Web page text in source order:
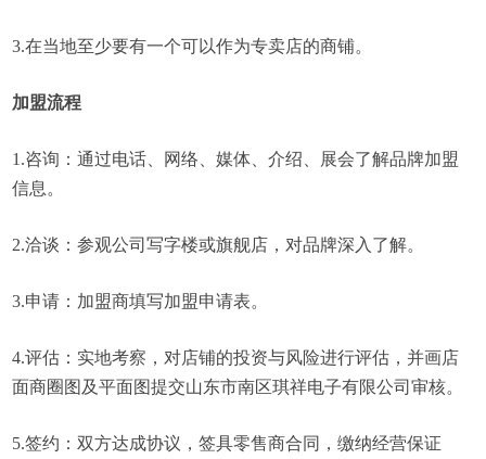
3.在当地至少要有一个可以作为专卖店的商铺。
加盟流程
1.咨询：通过电话、网络、媒体、介绍、展会了解品牌加盟
信息。
2.洽谈：参观公司写字楼或旗舰店，对品牌深入了解。
3.申请：加盟商填写加盟申请表。
4.评估：实地考察，对店铺的投资与风险进行评估，并画店
面商圈图及平面图提交山东市南区琪祥电子有限公司审核。
5.签约：双方达成协议，签具零售商合同，缴纳经营保证